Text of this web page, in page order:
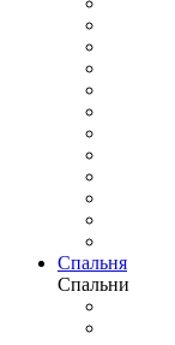
Спальня
Спальни